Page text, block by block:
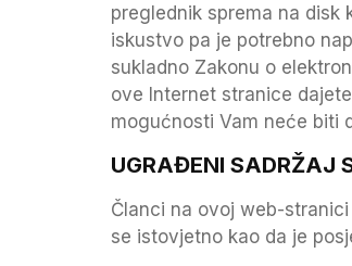
preglednik sprema na disk
iskustvo pa je potrebno
sukladno Zakonu o
ove Internet stranice
mogućnosti Vam neće biti
UGRAĐENI SADRŽAJ
Članci na ovoj web-
se istovjetno kao da je